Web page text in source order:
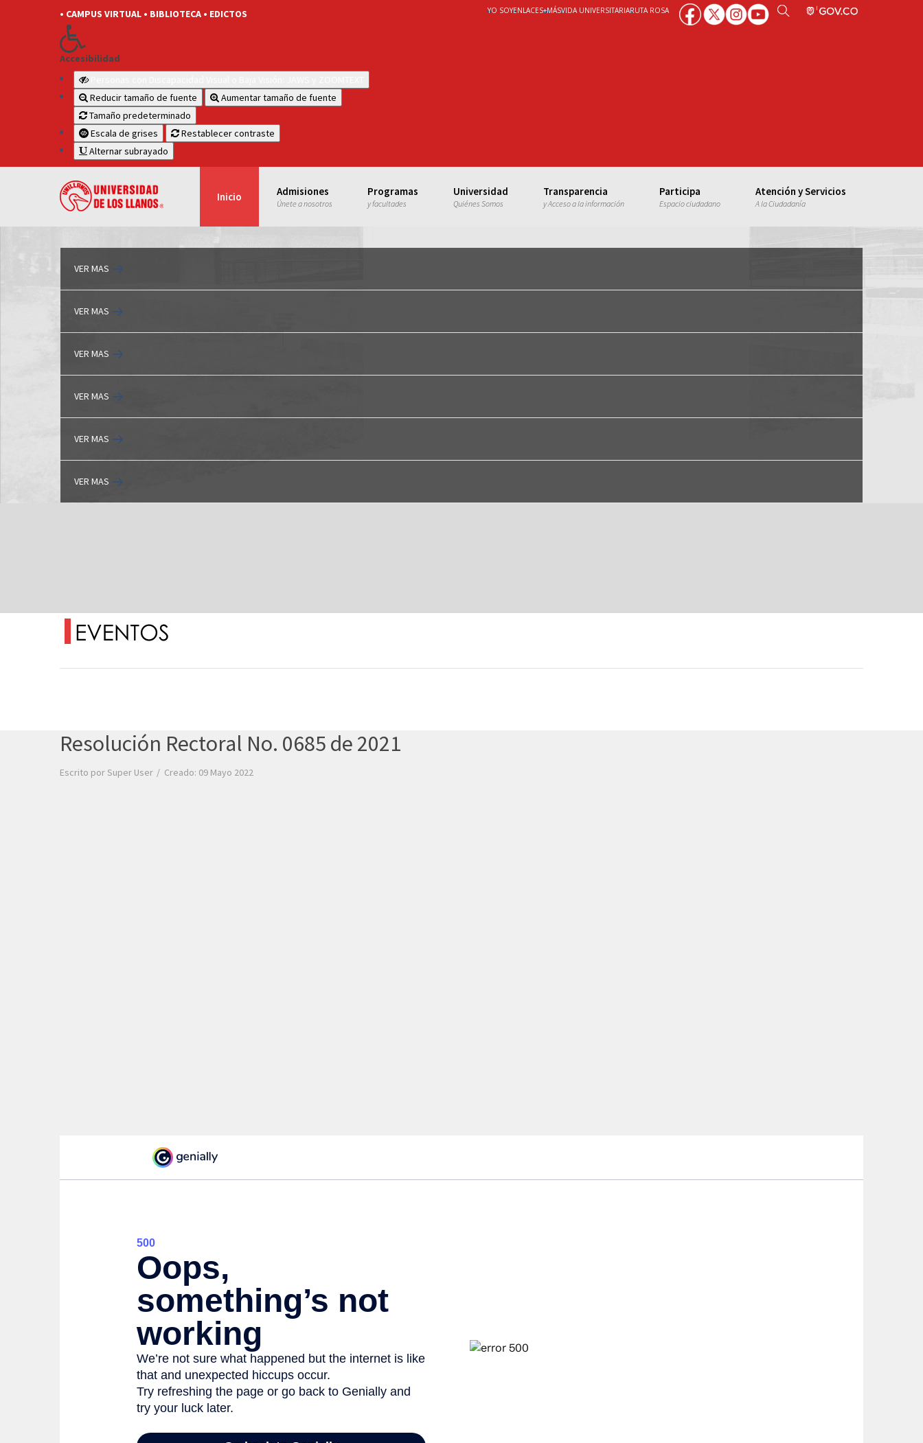
• CAMPUS VIRTUAL • BIBLIOTECA • EDICTOS
Accesibilidad
Reducir tamaño de fuente
Aumentar tamaño de fuente
Tamaño predeterminado
Escala de grises
Restablecer contraste
Alternar subrayado
YO SOYENLACES+MÁSVIDA UNIVERSITARIARUTA ROSA
Inicio Admisiones
Únete a nosotros
Programas
y facultades
Universidad
Quiénes Somos
Transparencia
y Acceso a la información
Participa
Espacio ciudadano
Atención y Servicios
A la Ciudadanía
VER MAS
VER MAS
VER MAS
VER MAS
VER MAS
VER MAS
Resolución Rectoral No. 0685 de 2021
Escrito porSuper User Creado: 09 Mayo 2022